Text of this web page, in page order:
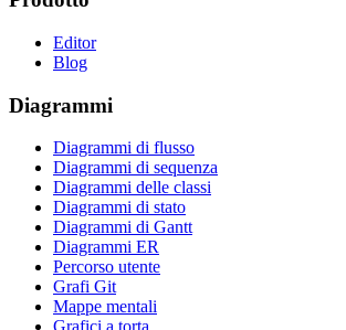
Editor
Blog
Diagrammi
Diagrammi di flusso
Diagrammi di sequenza
Diagrammi delle classi
Diagrammi di stato
Diagrammi di Gantt
Diagrammi ER
Percorso utente
Grafi Git
Mappe mentali